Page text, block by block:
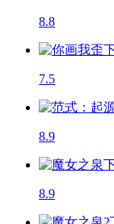
8.8
7.5
8.9
8.9